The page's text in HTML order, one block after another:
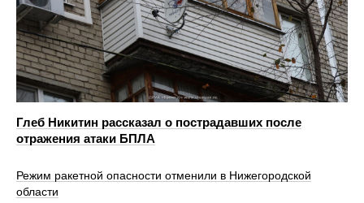
Глеб Никитин рассказал о пострадавших после
отражения атаки БПЛА
Режим ракетной опасности отменили в Нижегородской
области